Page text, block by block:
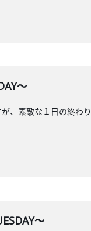
～
、素敵な１日の終
～